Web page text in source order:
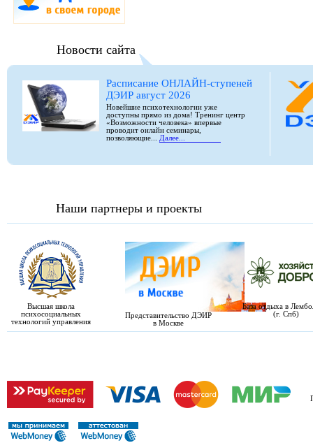
Новости сайта
Расписание ОНЛАЙН-ступеней
ДЭИР август 2026
Новейшие психотехнологии уже
доступны прямо из дома! Тренинг центр
«Возможности человека» впервые
проводит онлайн семинары,
позволяющие... Далее...
Наши партнеры и проекты
Высшая школа
психосоциальных
технологий управления
Представительство ДЭИР
в Москве
База отдыха в
(г. Спб)